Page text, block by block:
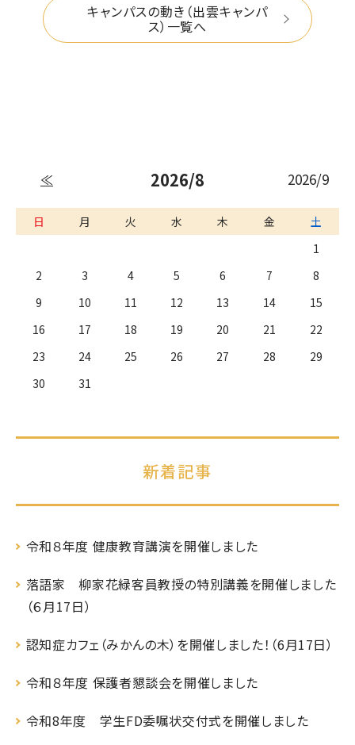
キャンパスの動き（出雲キャンパ
ス）一覧へ
≪ 2026/8 2026/9
日 月 火 水 木 金
土
1
2
3 4 5 6 7
8
9
10 11 12 13 14
15
16
17 18 19 20 21
22
23
24 25 26 27 28
29
30
31
新着記事
令和８年度 健康教育講演を開催しました
落語家 柳家花緑客員教授の特別講義を開催しました
（６月17日）
認知症カフェ（みかんの木）を開催しました！（6月17日）
令和８年度 保護者懇談会を開催しました
令和8年度 学生FD委嘱状交付式を開催しました